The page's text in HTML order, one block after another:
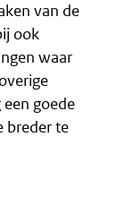
van de
ook
waar
goede
breder te